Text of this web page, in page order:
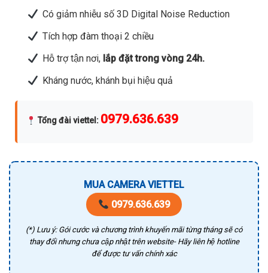
Có giảm nhiễu số 3D Digital Noise Reduction
Tích hợp đàm thoại 2 chiều
Hỗ trợ tận nơi,lắp đặt trong vòng 24h.
Kháng nước, khánh bụi hiệu quả
Tổng đài viettel : 0979.636.639
MUA CAMERA VIETTEL
0979.636.639
(*) Lưu ý: Gói cước và chương trình khuyến mãi từng tháng sẽ có
thay đổi nhưng chưa cập nhật trên website- Hãy liên hệ hotline
để được tư vấn chính xác